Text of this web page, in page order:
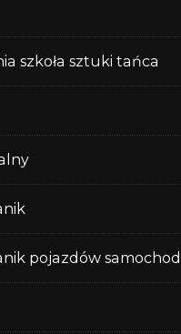
szkoła sztuki tańca
pojazdów